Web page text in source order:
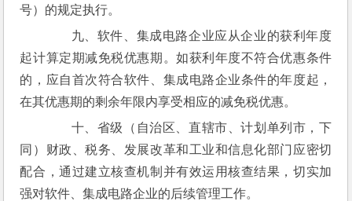
号）的规定执行。
九、软件、集成电路企业应从企业的获利年度
起计算定期减免税优惠期。如获利年度不符合优惠条件
的，应自首次符合软件、集成电路企业条件的年度起，
在其优惠期的剩余年限内享受相应的减免税优惠。
十、省级（自治区、直辖市、计划单列市，下
同）财政、税务、发展改革和工业和信息化部门应密切
配合，通过建立核查机制并有效运用核查结果，切实加
强对软件、集成电路企业的后续管理工作。